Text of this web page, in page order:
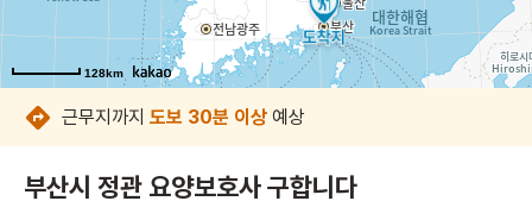
128km
128km
128km
128km
128km
128km
128km
128km
근무지까지 도보 30분 이상 예상
부산시 정관 요양보호사 구합니다